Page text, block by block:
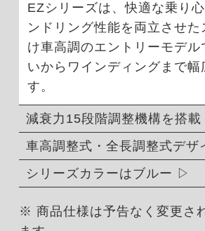
EZシリーズは、快適な乗り
ンドリング性能を両立させた
け車高調のエントリーモデル
いからワインディングまで幅
す。
減衰力15段階調整機構を搭載
車高調整式・全長調整式デザ
シリーズカラーはブルー
※ 商品仕様は予告なく変更さ